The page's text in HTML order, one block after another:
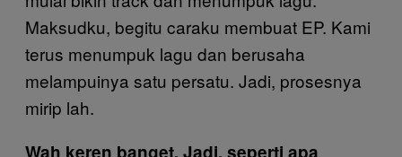
Maksudku, begitu caraku membuat EP. Kami
terus menumpuk lagu dan berusaha
melampuinya satu persatu. Jadi, prosesnya
mirip lah.
Wah keren banget. Jadi, seperti apa